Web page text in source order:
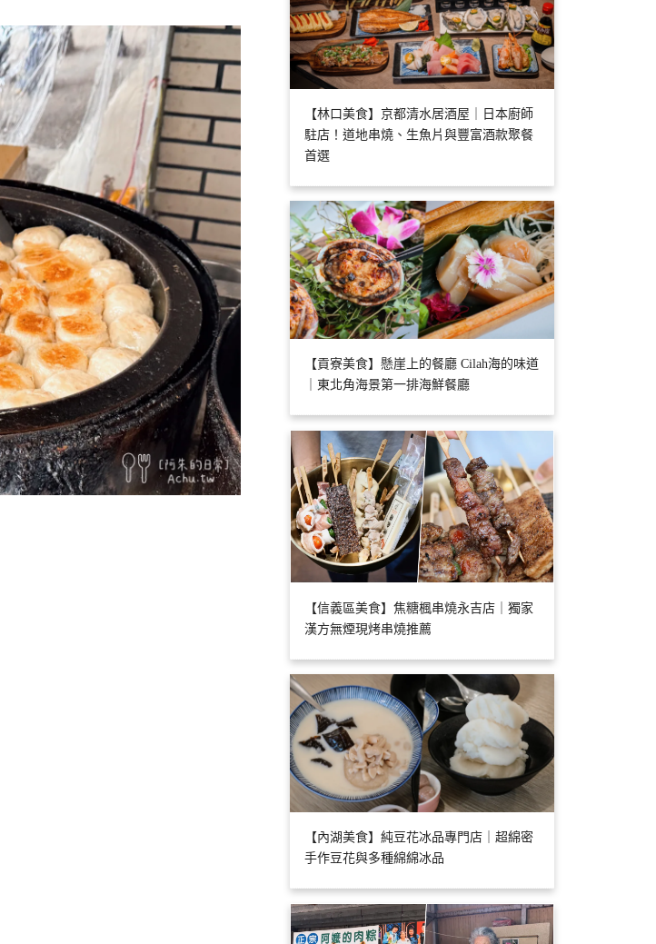
【林口美食】京都清水居酒屋｜日本廚師
駐店！道地串燒、生魚片與豐富酒款聚餐
首選
【貢寮美食】懸崖上的餐廳 Cilah海的味道
｜東北角海景第一排海鮮餐廳
【信義區美食】焦糖楓串燒永吉店｜獨家
漢方無煙現烤串燒推薦
【內湖美食】純豆花冰品專門店｜超綿密
手作豆花與多種綿綿冰品